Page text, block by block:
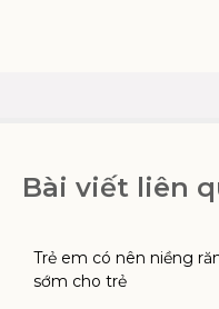
Bài viết liên
Trẻ em có nên niềng
sớm cho trẻ